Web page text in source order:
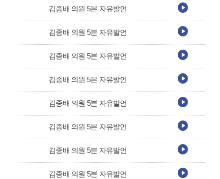
김종배 의원 5분 자유발언
김종배 의원 5분 자유발언
김종배 의원 5분 자유발언
김종배 의원 5분 자유발언
김종배 의원 5분 자유발언
김종배 의원 5분 자유발언
김종배 의원 5분 자유발언
김종배 의원 5분 자유발언